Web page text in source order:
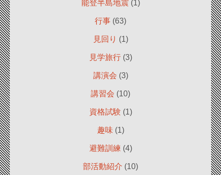
能登半島地震 (1)
行事 (63)
見回り (1)
見学旅行(3)
講演会 (3)
講習会 (10)
資格試験 (1)
趣味 (1)
避難訓練 (4)
部活動紹介 (10)